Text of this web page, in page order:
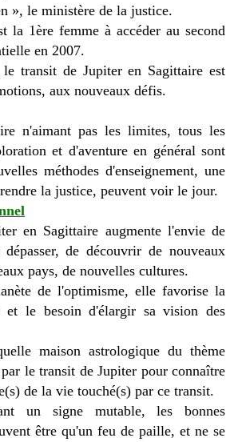
», le ministère de la justice.
la 1ère femme à accéder au second
en 2007.
transit de Jupiter en Sagittaire est
aux nouveaux défis.
n'aimant pas les limites, tous les
et d'aventure en général sont
méthodes d'enseignement, une
la justice, peuvent voir le jour.
en Sagittaire augmente l'envie de
de découvrir de nouveaux
pays, de nouvelles cultures.
de l'optimisme, elle favorise la
et le besoin d'élargir sa vision des
maison astrologique du thème
le transit de Jupiter pour connaître
de la vie touché(s) par ce transit.
un signe mutable, les bonnes
être qu'un feu de paille, et ne se